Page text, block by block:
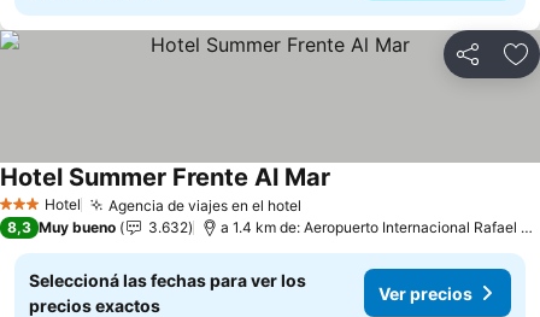
Compartir
3 Estrellas
Hotel Agencia de viajes en el hotel
Hotel Summer Frente Al Mar
8,3 Muy bueno 3.632 a 1.4 km de: Aeropuerto Internacional Rafael Núñez
Seleccioná las fechas para ver los
precios exactos
Ver precios